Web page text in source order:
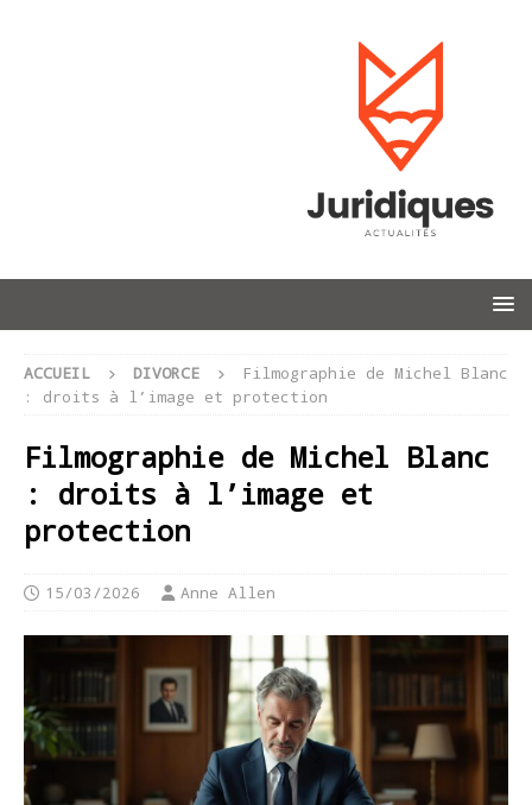
ACCUEIL DIVORCE
Filmographie de Michel Blanc
: droits à l’image et protection
Filmographie de Michel Blanc
: droits à l’image et
protection
15/03/2026 Anne Allen